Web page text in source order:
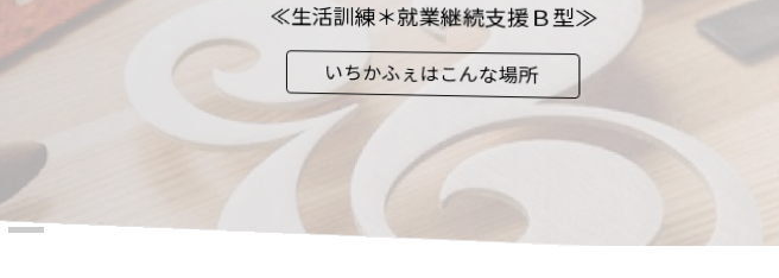
≪生活訓練＊就業継続支援Ｂ型≫
いちかふぇはこんな場所